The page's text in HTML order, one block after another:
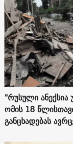
"რუსული
ომის 18
განცხადებას